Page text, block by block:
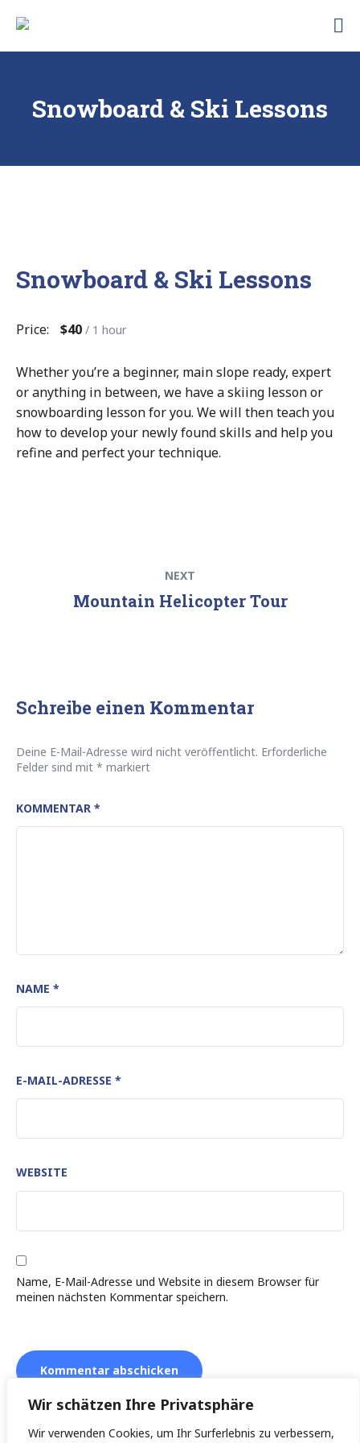
Wir schätzen Ihre Privatsphäre
Wir verwenden Cookies, um Ihr Surferlebnis zu verbessern,
Traunbachhausl
Hotel
Garni
Snowboard & Ski Lessons
Snowboard & Ski Lessons
Price: $40 / 1 hour
Whether you’re a beginner, main slope ready, expert
or anything in between, we have a skiing lesson or
snowboarding lesson for you. We will then teach you
how to develop your newly found skills and help you
refine and perfect your technique.
post:
NEXT
Mountain Helicopter Tour
Schreibe einen Kommentar
Deine E-Mail-Adresse wird nicht veröffentlicht. Erforderliche
Felder sind mit * markiert
KOMMENTAR *
NAME *
E-MAIL-ADRESSE *
WEBSITE
Name, E-Mail-Adresse und Website in diesem Browser für
meinen nächsten Kommentar speichern.